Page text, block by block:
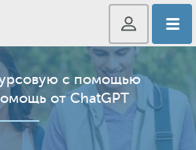
с помощью
от ChatGPT